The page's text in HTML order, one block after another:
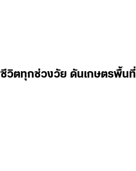
วิตทุกช่วงวัย ดันเกษตรพื้นที่